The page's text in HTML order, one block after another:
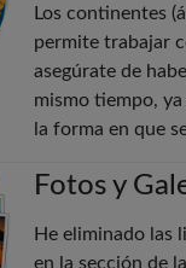
Los continentes
permite trabajar
asegúrate de
mismo tiempo,
la forma en que
Fotos y
He eliminado las
en la sección de